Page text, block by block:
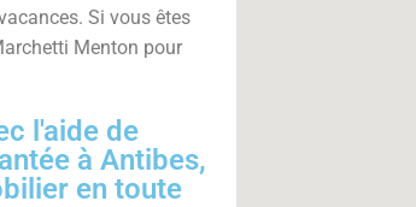
Si vous êtes
Menton pour
l'aide de
à Antibes,
en toute